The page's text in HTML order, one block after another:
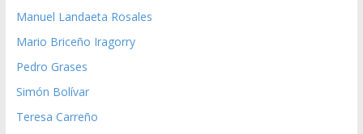
Manuel Landaeta Rosales
Mario Briceño Iragorry
Pedro Grases
Simón Bolívar
Teresa Carreño